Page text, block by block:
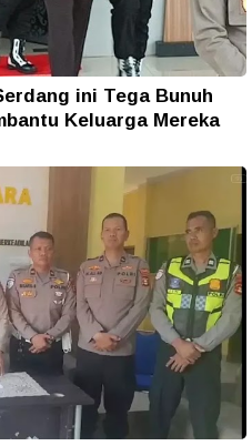
ini Tega Bunuh
Keluarga Mereka